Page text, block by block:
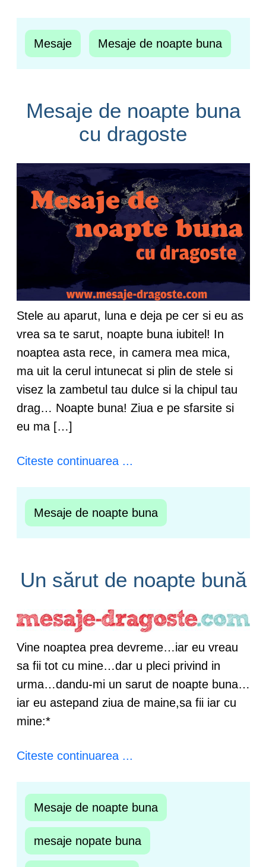
Mesaje Mesaje de noapte buna
Mesaje de noapte buna
cu dragoste
Stele au aparut, luna e deja pe cer si eu as
vrea sa te sarut, noapte buna iubitel! In
noaptea asta rece, in camera mea mica,
ma uit la cerul intunecat si plin de stele si
visez la zambetul tau dulce si la chipul tau
drag… Noapte buna! Ziua e pe sfarsite si
eu ma […]
Citeste continuarea ...
Mesaje de noapte buna
Un sărut de noapte bună
Vine noaptea prea devreme…iar eu vreau
sa fii tot cu mine…dar u pleci privind in
urma…dandu-mi un sarut de noapte buna…
iar eu astepand ziua de maine,sa fii iar cu
mine:*
Citeste continuarea ...
Mesaje de noapte buna
mesaje nopate buna